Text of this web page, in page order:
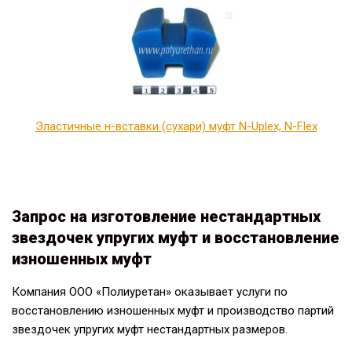
Эластичные н-вставки (сухари) муфт N-Uplex, N-Flex
Запрос на изготовление нестандартных
звездочек упругих муфт и восстановление
изношенных муфт
Компания ООО «Полиуретан» оказывает услуги по
восстановлению изношенных муфт и производство партий
звездочек упругих муфт нестандартных размеров.